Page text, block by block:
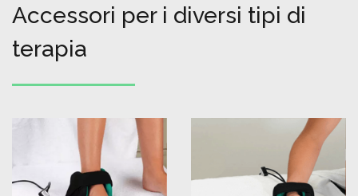
Accessori per i diversi tipi di
terapia